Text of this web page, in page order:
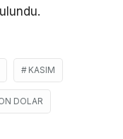
KASIM
DOLAR